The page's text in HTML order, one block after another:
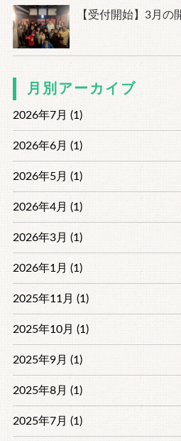
【受付開始】3月の
月別アーカイブ
2026年7月 (1)
2026年6月 (1)
2026年5月 (1)
2026年4月 (1)
2026年3月 (1)
2026年1月 (1)
2025年11月 (1)
2025年10月 (1)
2025年9月 (1)
2025年8月 (1)
2025年7月 (1)